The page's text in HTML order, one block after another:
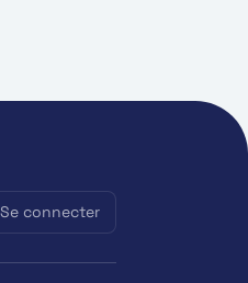
Se connecter